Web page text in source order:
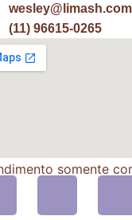
(11) 96615-0265
somente